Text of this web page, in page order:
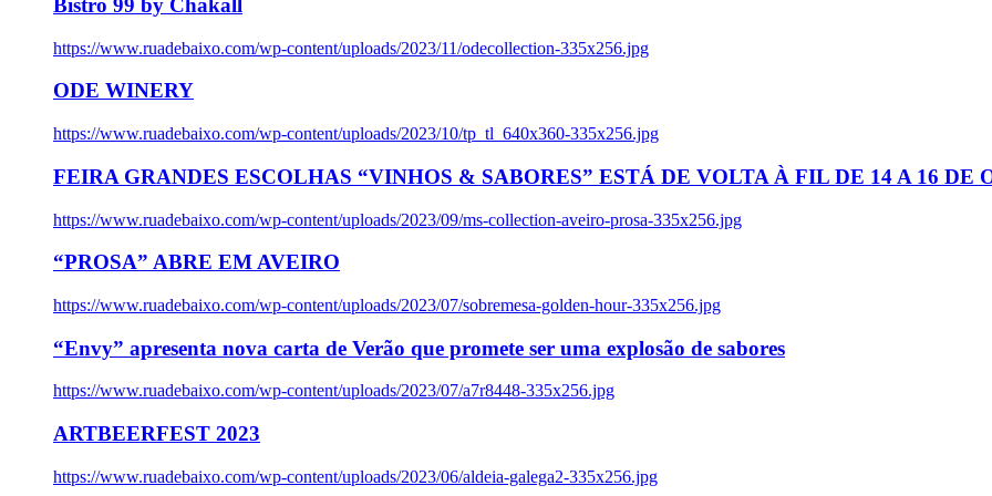
Bistro 99 by Chakall
https://www.ruadebaixo.com/wp-content/uploads/2023/11/odecollection-335x256.jpg
ODE WINERY
https://www.ruadebaixo.com/wp-content/uploads/2023/10/tp_tl_640x360-335x256.jpg
FEIRA GRANDES ESCOLHAS “VINHOS & SABORES” ESTÁ DE VOLTA À FIL DE 14 A 16 DE
https://www.ruadebaixo.com/wp-content/uploads/2023/09/ms-collection-aveiro-prosa-335x256.jpg
“PROSA” ABRE EM AVEIRO
https://www.ruadebaixo.com/wp-content/uploads/2023/07/sobremesa-golden-hour-335x256.jpg
“Envy” apresenta nova carta de Verão que promete ser uma explosão de sabores
https://www.ruadebaixo.com/wp-content/uploads/2023/07/a7r8448-335x256.jpg
ARTBEERFEST 2023
https://www.ruadebaixo.com/wp-content/uploads/2023/06/aldeia-galega2-335x256.jpg